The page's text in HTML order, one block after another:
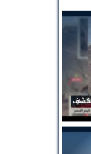
تكشف